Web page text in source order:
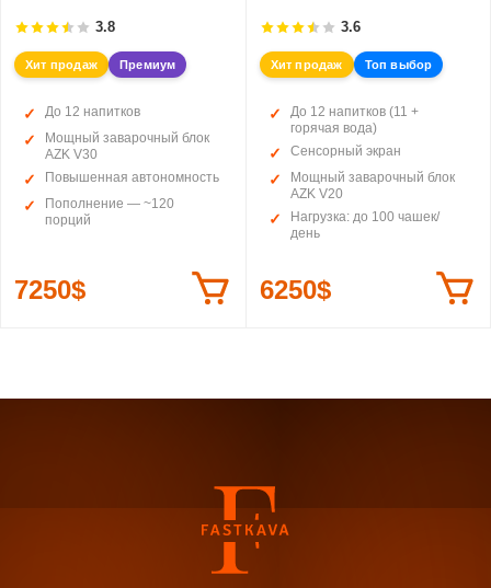
3.8
Хит продаж Премиум
До 12 напитков
Мощный заварочный блок
AZK V30
Повышенная автономность
Пополнение — ~120
порций
7250$
3.6
Хит продаж Топ выбор
До 12 напитков (11 +
горячая вода)
Сенсорный экран
Мощный заварочный блок
AZK V20
Нагрузка: до 100 чашек/
день
6250$